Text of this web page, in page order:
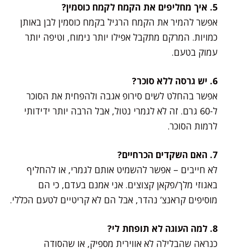
5. איך מחליפים את הקמח לקמח כוסמין?
אפשר להמיר את הקמח הרגיל בקמח כוסמין לבן באותן
כמויות. המרקם מתקבל אפילו יותר נימוח, וטיפה יותר
עמוק בטעם.
6. יש גרסה ללא סוכר?
אפשר בהחלט לשים סירופ אגבה ולהפחית את הסוכר
ל-60 גרם. זה לא לגמרי נטול, אבל הרבה יותר ידידותי
לרמות הסוכר.
7. האם השקדים הכרחיים?
לא חייבים – אפשר להשמיט אותם לגמרי, או להחליף
באגוזי מלך/פקאן קצוצים. אני אמנם בעדם, כי הם
מוסיפים קראנצ’ נהדר, אבל הם לא קריטיים לטעם הכללי.
8. למה העוגה לא תופחת לי?
כנראה שהבלילה לא אווירית מספיק, או שהסודה